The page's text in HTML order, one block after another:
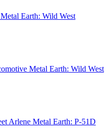
Metal Earth: Wild West
Metal Earth: Wild West
Metal Earth: P-51D